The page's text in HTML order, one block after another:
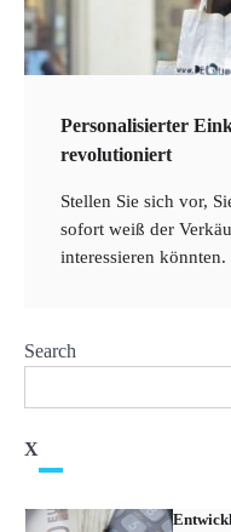
Personalisierter
revolutioniert
Stellen Sie sich vor,
sofort weiß der
interessieren
Search
X
5
KMUs
Marktes
2